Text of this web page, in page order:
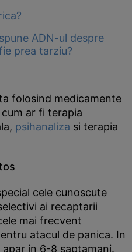
ADN-ul despre
prea tarziu?
folosind medicamente
ar fi terapia
psihanaliza si terapia
cele cunoscute
ai recaptarii
mai frecvent
atacul de panica. In
in 6-8 saptamani.